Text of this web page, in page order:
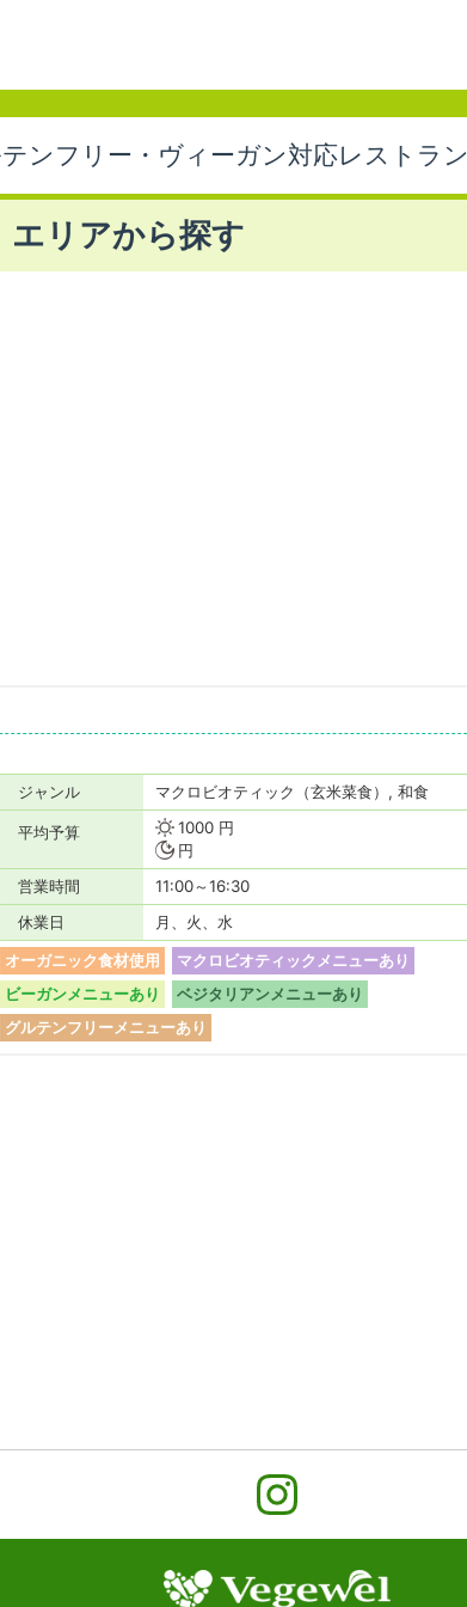
ンフリー・ヴィーガン対応レストラン
エリアから探す
ジャンル
マクロビオティック（玄米菜食）, 和食
平均予算
1000 円
円
営業時間
11:00～16:30
休業日
月、火、水
オーガニック食材使用
マクロビオティックメニューあり
ビーガンメニューあり
ベジタリアンメニューあり
グルテンフリーメニューあり